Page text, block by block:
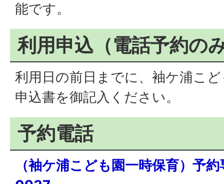
能です。
利用申込（電話予約の
利用日の前日までに、袖ケ浦こ
申込書を御記入ください。
予約電話
（袖ケ浦こども園一時保育）予